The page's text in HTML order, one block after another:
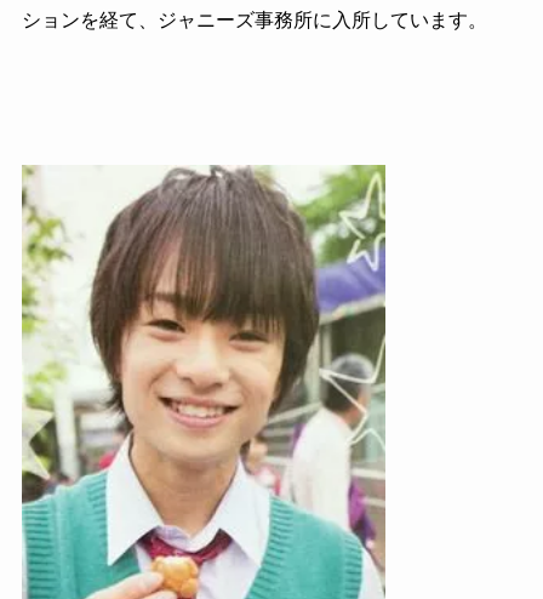
ションを経て、ジャニーズ事務所に入所しています。